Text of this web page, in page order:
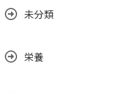
未分類
栄養